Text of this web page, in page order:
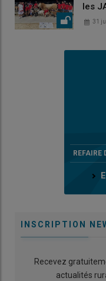
les
31
REFAIRE
INSCRIPTION
Recevez
actualités